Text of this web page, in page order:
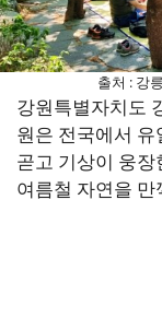
출처 : 강
강원특별자치도
원은 전국에서
곧고 기상이 웅
여름철 자연을